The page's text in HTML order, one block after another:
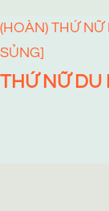
(HOÀN) THỨ
SỦNG]
THỨ NỮ DU